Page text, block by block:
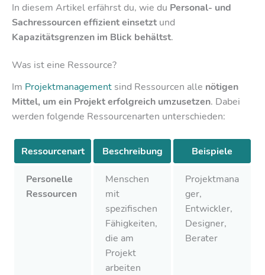
In diesem Artikel erfährst du, wie du Personal- und
Sachressourcen effizient einsetzt und
Kapazitätsgrenzen im Blick behältst.
Was ist eine Ressource?
Im Projektmanagement sind Ressourcen alle nötigen
Mittel, um ein Projekt erfolgreich umzusetzen. Dabei
werden folgende Ressourcenarten unterschieden:
Ressourcenart Beschreibung Beispiele
Personelle
Ressourcen
Menschen
mit
spezifischen
Fähigkeiten,
die am
Projekt
arbeiten
Projektmana
ger,
Entwickler,
Designer,
Berater